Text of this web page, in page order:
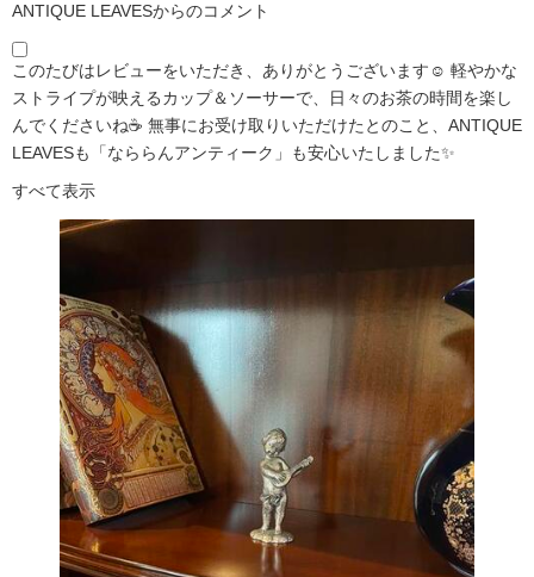
ANTIQUE LEAVESからのコメント
このたびはレビューをいただき、ありがとうございます☺️ 軽やかな
ストライプが映えるカップ＆ソーサーで、日々のお茶の時間を楽し
んでくださいね☕ 無事にお受け取りいただけたとのこと、ANTIQUE
LEAVESも「なららんアンティーク」も安心いたしました✨
すべて表示